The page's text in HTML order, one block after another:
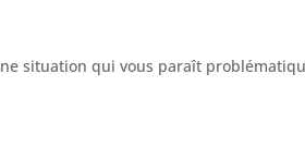
situation qui vous paraît